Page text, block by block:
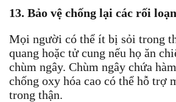
13. Bảo vệ chống lại các rối
Mọi người có thể ít bị sỏi trong
quang hoặc tử cung nếu họ ăn
chùm ngây. Chùm ngây chứa
chống oxy hóa cao có thể hỗ trợ
trong thận.